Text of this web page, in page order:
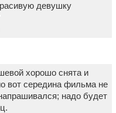
девушку
хорошо снята и
вот середина фильма не
надо будет